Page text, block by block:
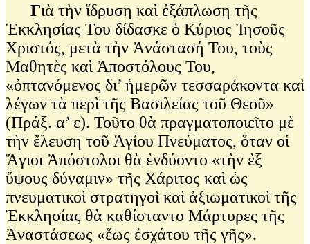
Γιὰ τὴν ἵδρυση καὶ ἐξάπλωση τῆς
Ἐκκλησίας Του δίδασκε ὁ Κύριος Ἰησοῦς
Χριστός, μετὰ τὴν Ἀνάστασή Του, τοὺς
Μαθητὲς καὶ Ἀποστόλους Του,
«ὀπτανόμενος δι’ ἡμερῶν τεσσαράκοντα καὶ
λέγων τὰ περὶ τῆς Βασιλείας τοῦ Θεοῦ»
(Πράξ. α’ ε). Τοῦτο θὰ πραγματοποιεῖτο μὲ
τὴν ἔλευση τοῦ Ἁγίου Πνεύματος, ὅταν οἱ
Ἅγιοι Ἀπόστολοι θὰ ἐνδύοντο «τὴν ἐξ
ὕψους δύναμιν» τῆς Χάριτος καὶ ὡς
πνευματικοὶ στρατηγοὶ καὶ ἀξιωματικοὶ τῆς
Ἐκκλησίας θὰ καθίσταντο Μάρτυρες τῆς
Ἀναστάσεως «ἕως ἐσχάτου τῆς γῆς».